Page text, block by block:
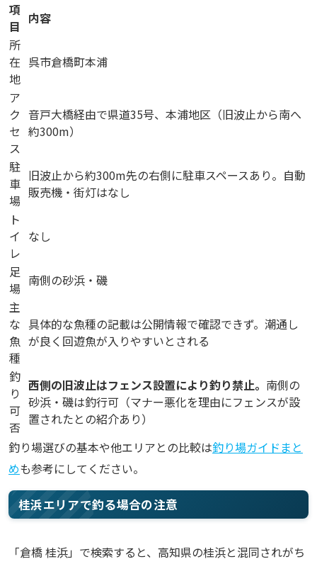
項
目 内容
所
在
地
呉市倉橋町本浦
ア
ク
セ
ス
音戸大橋経由で県道35号、本浦地区（旧波止から南へ
約300m）
駐
車
場
旧波止から約300m先の右側に駐車スペースあり。自動
販売機・街灯はなし
ト
イ
レ
なし
足
場 南側の砂浜・磯
主
な
魚
種
具体的な魚種の記載は公開情報で確認できず。潮通し
が良く回遊魚が入りやすいとされる
釣
り
可
否
西側の旧波止はフェンス設置により釣り禁止。 南側の
砂浜・磯は釣行可（マナー悪化を理由にフェンスが設
置されたとの紹介あり）
釣り場選びの基本や他エリアとの比較は釣り場ガイドまと
めも参考にしてください。
桂浜エリアで釣る場合の注意
「倉橋 桂浜」で検索すると、高知県の桂浜と混同されがち